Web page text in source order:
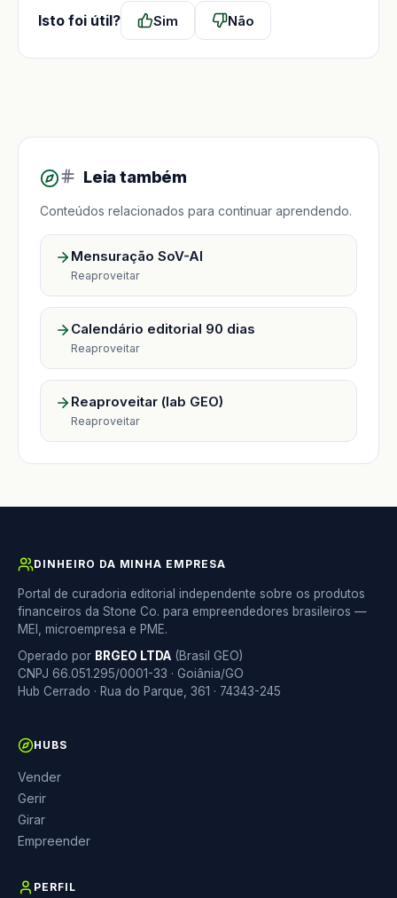
Isto foi útil? Sim Não
Leia também
Conteúdos relacionados para continuar aprendendo.
Mensuração SoV-AI
Reaproveitar
Calendário editorial 90 dias
Reaproveitar
Reaproveitar (lab GEO)
Reaproveitar
DINHEIRO DA MINHA EMPRESA
Portal de curadoria editorial independente sobre os produtos
financeiros da Stone Co. para empreendedores brasileiros —
MEI, microempresa e PME.
Operado por BRGEO LTDA (Brasil GEO)
CNPJ 66.051.295/0001-33 · Goiânia/GO
Hub Cerrado · Rua do Parque, 361 · 74343-245
HUBS
Vender
Gerir
Girar
Empreender
PERFIL